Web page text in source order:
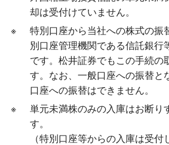
却は受付けていません。
※
特別口座から当社への株式の振
別口座管理機関である信託銀行
です。松井証券でもこの手続の
す。なお、一般口座への振替と
口座への振替はできません。
※
単元未満株のみの入庫はお断り
す。
（特別口座等からの入庫は受付